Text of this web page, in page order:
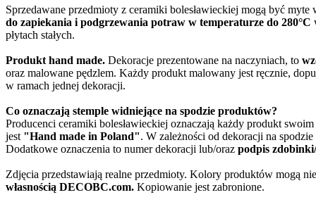
Sprzedawane przedmioty z ceramiki bolesławieckiej mogą być
do zapiekania i podgrzewania potraw w temperaturze do 280°C
płytach stałych.
Produkt hand made. Dekoracje prezentowane na naczyniach, to
oraz malowane pędzlem. Każdy produkt malowany jest ręcznie,
w ramach jednej dekoracji.
Co oznaczają stemple widniejące na spodzie produktów?
Producenci ceramiki bolesławieckiej oznaczają każdy produkt swoim
jest "Hand made in Poland". W zależności od dekoracji na
Dodatkowe oznaczenia to numer dekoracji lub/oraz podpis
Zdjęcia przedstawiają realne przedmioty. Kolory produktów mogą
własnością DECOBC.com. Kopiowanie jest zabronione.